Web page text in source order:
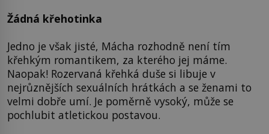
Žádná křehotinka
Jedno je však jisté, Mácha rozhodně není tím
křehkým romantikem, za kterého jej máme.
Naopak! Rozervaná křehká duše si libuje v
nejrůznějších sexuálních hrátkách a se ženami to
velmi dobře umí. Je poměrně vysoký, může se
pochlubit atletickou postavou.